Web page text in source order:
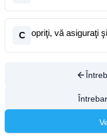
C opriţi, vă asiguraţi